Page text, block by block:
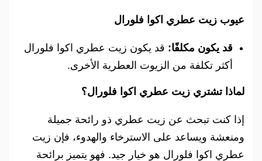
عيوب زيت عطري اكوا فلورال
قد يكون مكلفًا: قد يكون زيت عطري اكوا فلورال
أكثر تكلفة من الزيوت العطرية الأخرى.
لماذا تشتري زيت عطري اكوا فلورال؟
إذا كنت تبحث عن زيت عطري ذو رائحة جميلة
ومنعشة ويساعد على الاسترخاء والهدوء، فإن زيت
عطري اكوا فلورال هو خيار جيد. فهو يتميز برائحة